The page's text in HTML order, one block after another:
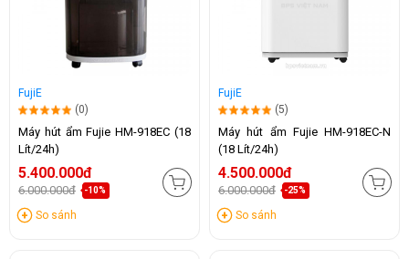
FujiE
(0)
Máy hút ẩm Fujie HM-918EC (18
Lít/24h)
5.400.000đ
6.000.000đ -10%
So sánh
FujiE
(5)
Máy hút ẩm Fujie HM-918EC-N
(18 Lít/24h)
4.500.000đ
6.000.000đ -25%
So sánh